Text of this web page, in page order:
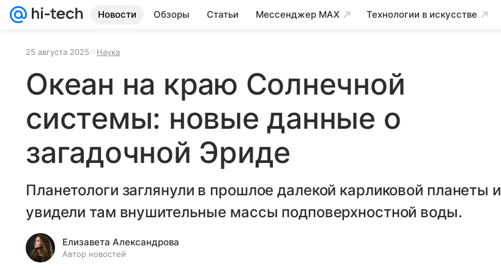
Новости Обзоры Статьи Мессенджер MAX Технологии в искусстве
25 августа 2025 Наука
Океан на краю Солнечной
системы: новые данные о
загадочной Эриде
Планетологи заглянули в прошлое далекой карликовой планеты и
увидели там внушительные массы подповерхностной воды.
Елизавета Александрова
Автор новостей